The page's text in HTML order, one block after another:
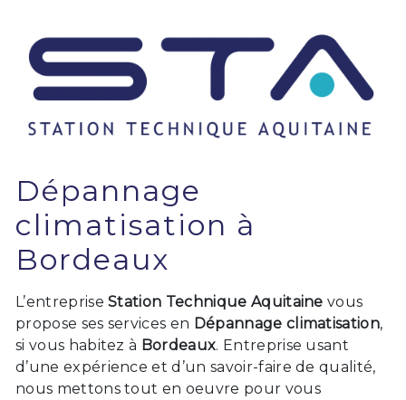
Dépannage
climatisation à
Bordeaux
L’entrepriseStation Technique Aquitaine vous
propose ses services en Dépannage climatisation,
si vous habitez à Bordeaux. Entreprise usant
d’une expérience et d’un savoir-faire de qualité,
nous mettons tout en oeuvre pour vous